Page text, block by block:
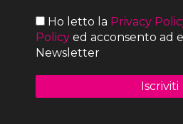
Ho letto la Privacy
Policy ed acconsento ad
Newsletter